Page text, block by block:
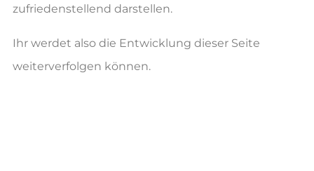
zufriedenstellend darstellen.
Ihr werdet also die Entwicklung dieser Seite
weiterverfolgen können.